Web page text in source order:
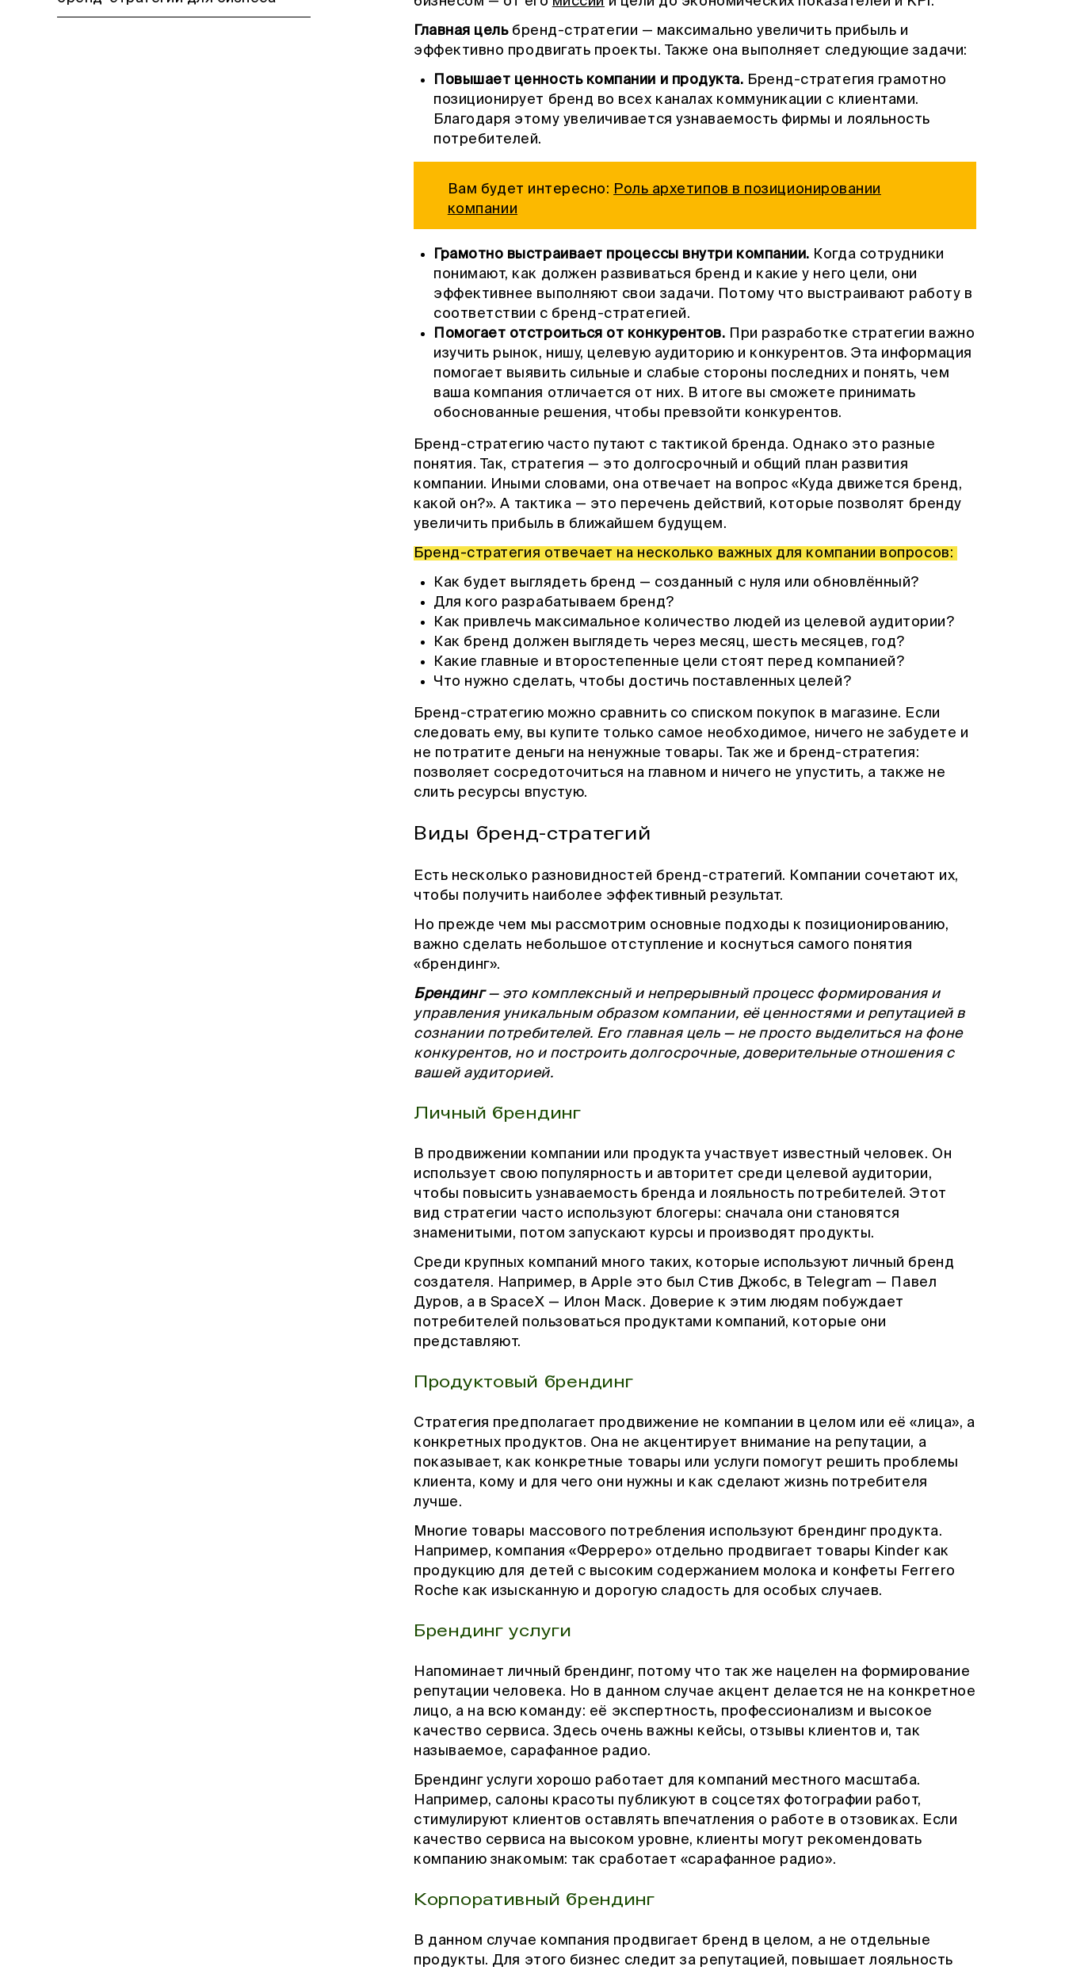
Главная цельбренд-стратегии — максимально увеличить прибыль и
эффективно продвигать проекты. Также она выполняет следующие задачи:
Повышает ценность компании и продукта. Бренд-стратегия грамотно
позиционирует бренд во всех каналах коммуникации с клиентами.
Благодаря этому увеличивается узнаваемость фирмы и лояльность
потребителей.
Вам будет интересно: Роль архетипов в позиционировании
компании
Грамотно выстраивает процессы внутри компании. Когда сотрудники
понимают, как должен развиваться бренд и какие у него цели, они
эффективнее выполняют свои задачи. Потому что выстраивают работу в
соответствии с бренд-стратегией.
Помогает отстроиться от конкурентов. При разработке стратегии важно
изучить рынок, нишу, целевую аудиторию и конкурентов. Эта информация
помогает выявить сильные и слабые стороны последних и понять, чем
ваша компания отличается от них. В итоге вы сможете принимать
обоснованные решения, чтобы превзойти конкурентов.
Бренд-стратегию часто путают с тактикой бренда. Однако это разные
понятия. Так, стратегия — это долгосрочный и общий план развития
компании. Иными словами, она отвечает на вопрос «Куда движется бренд,
какой он?». А тактика — это перечень действий, которые позволят бренду
увеличить прибыль в ближайшем будущем.
Бренд-стратегия отвечает на несколько важных для компании вопросов:
Как будет выглядеть бренд — созданный с нуля или обновлённый?
Для кого разрабатываем бренд?
Как привлечь максимальное количество людей из целевой аудитории?
Как бренд должен выглядеть через месяц, шесть месяцев, год?
Какие главные и второстепенные цели стоят перед компанией?
Что нужно сделать, чтобы достичь поставленных целей?
Бренд-стратегию можно сравнить со списком покупок в магазине. Если
следовать ему, вы купите только самое необходимое, ничего не забудете и
не потратите деньги на ненужные товары. Так же и бренд-стратегия:
позволяет сосредоточиться на главном и ничего не упустить, а также не
слить ресурсы впустую.
Виды бренд-стратегий
Есть несколько разновидностей бренд-стратегий. Компании сочетают их,
чтобы получить наиболее эффективный результат.
Но прежде чем мы рассмотрим основные подходы к позиционированию,
важно сделать небольшое отступление и коснуться самого понятия
«брендинг».
Брендинг— это комплексный и непрерывный процесс формирования и
управления уникальным образом компании, её ценностями и репутацией в
сознании потребителей. Его главная цель — не просто выделиться на фоне
конкурентов, но и построить долгосрочные, доверительные отношения с
вашей аудиторией.
Личный брендинг
В продвижении компании или продукта участвует известный человек. Он
использует свою популярность и авторитет среди целевой аудитории,
чтобы повысить узнаваемость бренда и лояльность потребителей. Этот
вид стратегии часто используют блогеры: сначала они становятся
знаменитыми, потом запускают курсы и производят продукты.
Среди крупных компаний много таких, которые используют личный бренд
создателя. Например, в Apple это был Стив Джобс, в Telegram — Павел
Дуров, а в SpaceX — Илон Маск. Доверие к этим людям побуждает
потребителей пользоваться продуктами компаний, которые они
представляют.
Продуктовый брендинг
Стратегия предполагает продвижение не компании в целом или её «лица», а
конкретных продуктов. Она не акцентирует внимание на репутации, а
показывает, как конкретные товары или услуги помогут решить проблемы
клиента, кому и для чего они нужны и как сделают жизнь потребителя
лучше.
Многие товары массового потребления используют брендинг продукта.
Например, компания «Ферреро» отдельно продвигает товары Kinder как
продукцию для детей с высоким содержанием молока и конфеты Ferrero
Roche как изысканную и дорогую сладость для особых случаев.
Брендинг услуги
Напоминает личный брендинг, потому что так же нацелен на формирование
репутации человека. Но в данном случае акцент делается не на конкретное
лицо, а на всю команду: её экспертность, профессионализм и высокое
качество сервиса. Здесь очень важны кейсы, отзывы клиентов и, так
называемое, сарафанное радио.
Брендинг услуги хорошо работает для компаний местного масштаба.
Например, салоны красоты публикуют в соцсетях фотографии работ,
стимулируют клиентов оставлять впечатления о работе в отзовиках. Если
качество сервиса на высоком уровне, клиенты могут рекомендовать
компанию знакомым: так сработает «сарафанное радио».
Корпоративный брендинг
В данном случае компания продвигает бренд в целом, а не отдельные
продукты. Для этого бизнес следит за репутацией, повышает лояльность